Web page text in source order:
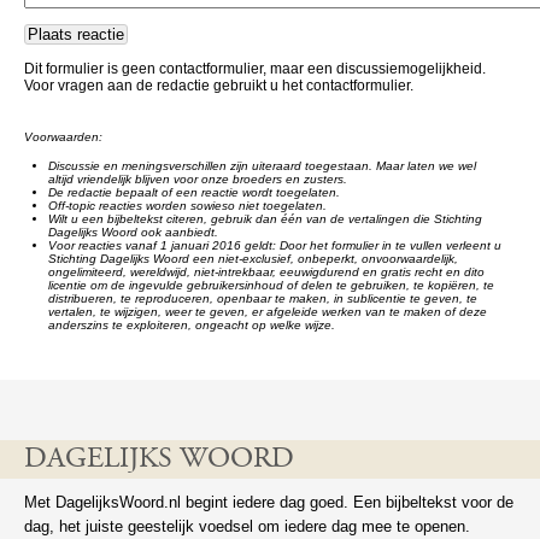
Dit formulier is geen contactformulier, maar een discussiemogelijkheid.
Voor vragen aan de redactie gebruikt u het contactformulier.
Voorwaarden:
Discussie en meningsverschillen zijn uiteraard toegestaan. Maar laten we wel
altijd vriendelijk blijven voor onze broeders en zusters.
De redactie bepaalt of een reactie wordt toegelaten.
Off-topic reacties worden sowieso niet toegelaten.
Wilt u een bijbeltekst citeren, gebruik dan één van de vertalingen die Stichting
Dagelijks Woord ook aanbiedt.
Voor reacties vanaf 1 januari 2016 geldt: Door het formulier in te vullen verleent u
Stichting Dagelijks Woord een niet-exclusief, onbeperkt, onvoorwaardelijk,
ongelimiteerd, wereldwijd, niet-intrekbaar, eeuwigdurend en gratis recht en dito
licentie om de ingevulde gebruikersinhoud of delen te gebruiken, te kopiëren, te
distribueren, te reproduceren, openbaar te maken, in sublicentie te geven, te
vertalen, te wijzigen, weer te geven, er afgeleide werken van te maken of deze
anderszins te exploiteren, ongeacht op welke wijze.
DAGELIJKS WOORD
Met DagelijksWoord.nl begint iedere dag goed. Een bijbeltekst voor de
dag, het juiste geestelijk voedsel om iedere dag mee te openen.